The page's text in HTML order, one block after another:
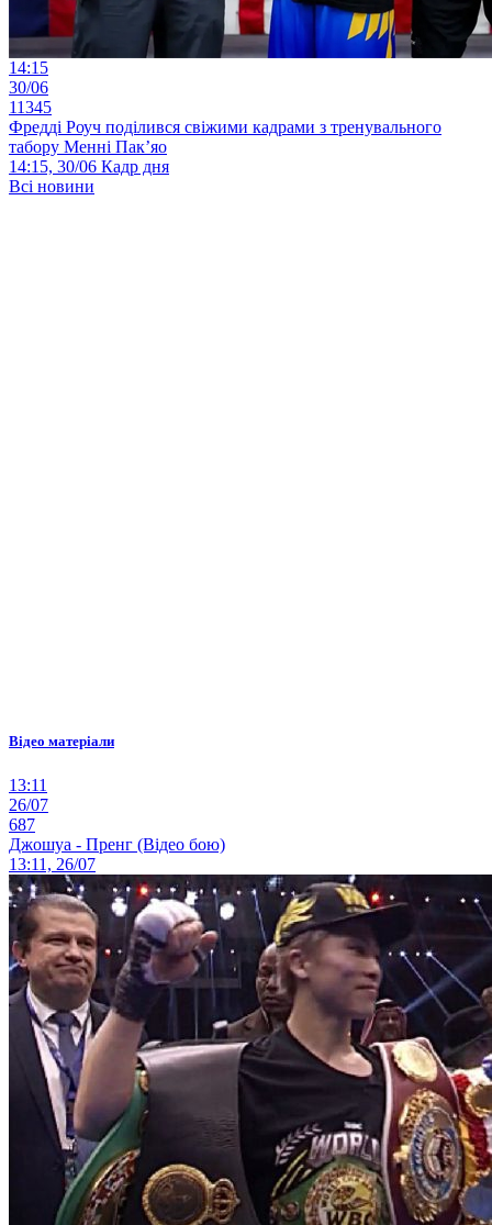
14:15
30/06
11345
Фредді Роуч поділився свіжими кадрами з тренувального
табору Менні Пак’яо
14:15, 30/06 Кадр дня
Всі новини
Відео матеріали
13:11
26/07
687
Джошуа - Пренг (Відео бою)
13:11, 26/07